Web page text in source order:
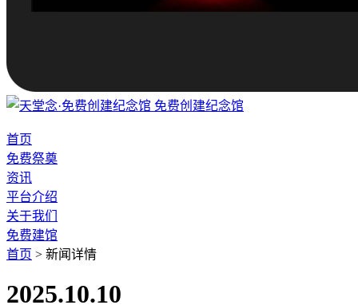
免费创建纪念馆
首页
免费祭奠
资讯
平台介绍
关于我们
免费建馆
首页 > 新闻详情
2025.10.10